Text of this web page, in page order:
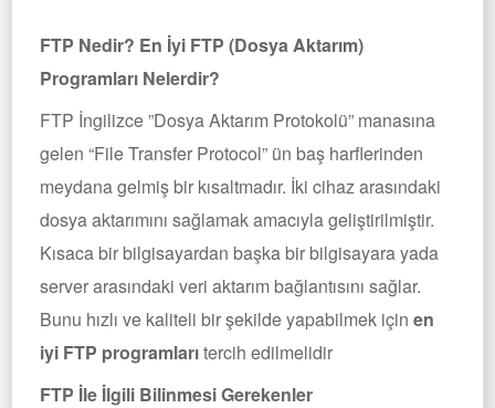
FTP Nedir? En İyi FTP (Dosya Aktarım)
Programları Nelerdir?
FTP İngilizce ”Dosya Aktarım Protokolü” manasına
gelen “File Transfer Protocol” ün baş harflerinden
meydana gelmiş bir kısaltmadır. İki cihaz arasındaki
dosya aktarımını sağlamak amacıyla geliştirilmiştir.
Kısaca bir bilgisayardan başka bir bilgisayara yada
server arasındaki veri aktarım bağlantısını sağlar.
Bunu hızlı ve kaliteli bir şekilde yapabilmek için en
iyi FTP programlarıtercih edilmelidir
FTP İle İlgili Bilinmesi Gerekenler